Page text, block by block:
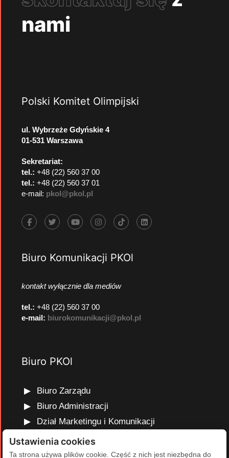
nami
Polski Komitet Olimpijski
ul. Wybrzeże Gdyńskie 4
01-531 Warszawa
Sekretariat:
tel.: +48 (22) 560 37 00
tel.: +48 (22) 560 37 01
e-mail: pkol@pkol.pl
Biuro Komunikacji PKOl
kontakt wyłącznie dla mediów
tel.: +48 (22) 560 37 00
e-mail: biurokomunikacji@pkol.pl
Biuro PKOl
Biuro Zarządu
Biuro Administracji
Dział Marketingu i Komunikacji
Dział Edukacji Olimpijskiej
Dział Finansów i Kadr
Ustawienia cookies
Ta strona używa plików cookie. Część z nich jest niezbędna do